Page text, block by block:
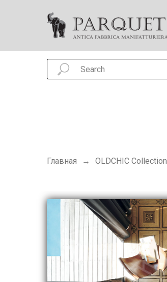
Главная → OLDCHIC Collection